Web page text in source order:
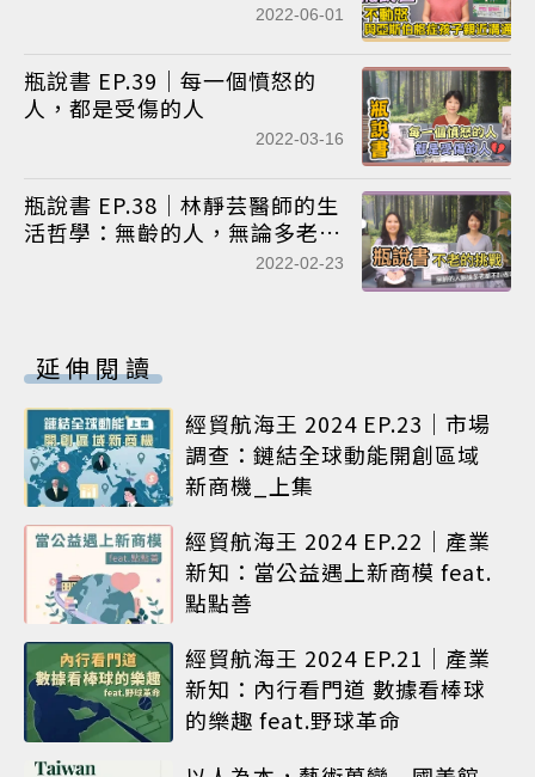
2022-06-01
瓶說書 EP.39｜每一個憤怒的
人，都是受傷的人
2022-03-16
瓶說書 EP.38｜林靜芸醫師的生
活哲學：無齡的人，無論多老都
2022-02-23
延伸閱讀
經貿航海王 2024 EP.23｜市場
調查：鏈結全球動能開創區域
新商機_上集
經貿航海王 2024 EP.22｜產業
新知：當公益遇上新商模 feat.
點點善
經貿航海王 2024 EP.21｜產業
新知：內行看門道 數據看棒球
的樂趣 feat.野球革命